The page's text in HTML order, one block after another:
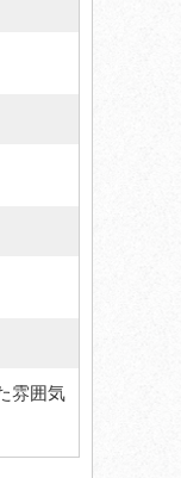
雰囲気